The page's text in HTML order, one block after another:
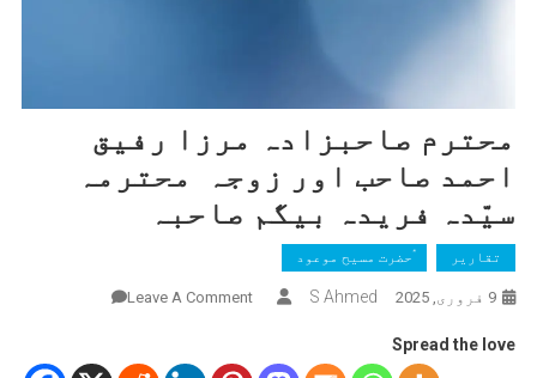
محترم صاحبزادہ مرزا رفیق
احمد صاحب اور زوجہ محترمہ
سیّدہ فریدہ بیگم صاحبہ
تقاریر ٰؑحضرت مسیح موعود
9 فروری, 2025 S Ahmed
Leave A Comment
Spread the love